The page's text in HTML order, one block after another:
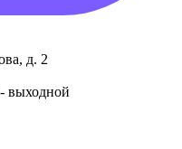
д. 2
выходной